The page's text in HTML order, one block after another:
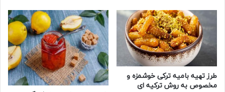
طرز تهیه بامیه ترکی خوشمزه و
مخصوص به روش ترکیه ای